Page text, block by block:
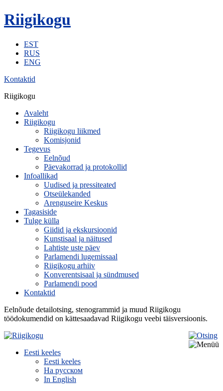
Riigikogu
EST
RUS
ENG
Kontaktid
Riigikogu
Avaleht
Riigikogu
Riigikogu liikmed
Komisjonid
Tegevus
Eelnõud
Päevakorrad ja protokollid
Infoallikad
Uudised ja pressiteated
Otseülekanded
Arenguseire Keskus
Tagasiside
Tulge külla
Giidid ja ekskursioonid
Kunstisaal ja näitused
Lahtiste uste päev
Parlamendi lugemissaal
Riigikogu arhiiv
Konverentsisaal ja sündmused
Parlamendi pood
Kontaktid
Eelnõude detailotsing, stenogrammid ja muud Riigikogu
töödokumendid on kättesaadavad Riigikogu veebi täisversioonis.
Eesti keeles
Eesti keeles
На русском
In English